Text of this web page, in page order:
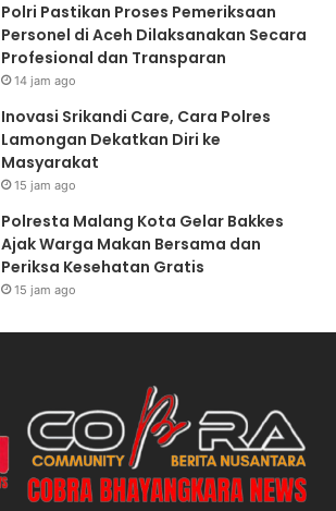
Polri Pastikan Proses Pemeriksaan
Personel di Aceh Dilaksanakan Secara
Profesional dan Transparan
14 jam ago
Inovasi Srikandi Care, Cara Polres
Lamongan Dekatkan Diri ke
Masyarakat
15 jam ago
Polresta Malang Kota Gelar Bakkes
Ajak Warga Makan Bersama dan
Periksa Kesehatan Gratis
15 jam ago